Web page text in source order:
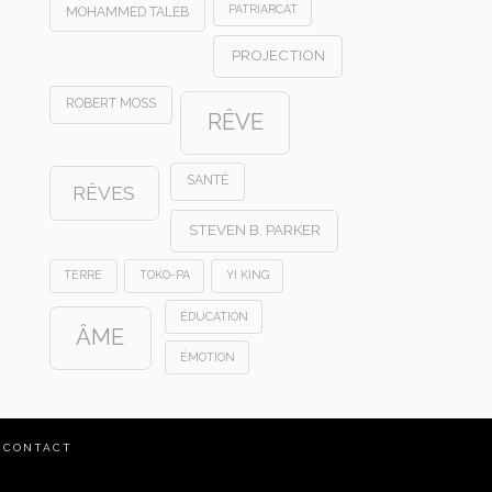
MOHAMMED TALEB PATRIARCAT
PROJECTION
ROBERT MOSS
RÊVE
RÊVES
SANTÉ
STEVEN B. PARKER
TERRE TOKO-PA YI KING
ÂME
ÉDUCATION
ÉMOTION
CONTACT